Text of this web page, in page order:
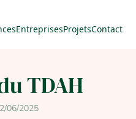
EntreprisesProjetsContact
TDAH
06/2025